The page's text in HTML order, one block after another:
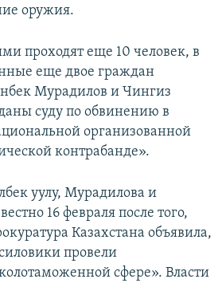
оружия.
проходят еще 10 человек, в
еще двое граждан
Мурадилов и Чингиз
суду по обвинению в
организованной
контрабанде».
уулу, Мурадилова и
16 февраля после того,
Казахстана объявила,
провели
сфере». Власти